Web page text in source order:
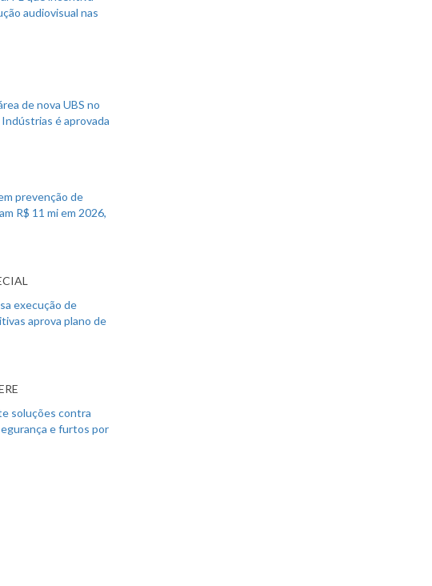
audiovisual nas
de nova UBS no
é aprovada
prevenção de
R$ 11 mi em 2026,
execução de
aprova plano de
soluções contra
e furtos por